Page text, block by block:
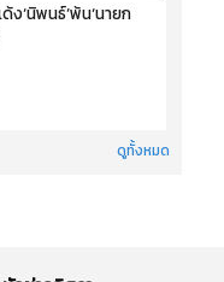
ง‘นิพนธ์’พ้น‘นายก
ดูทั้งหมด